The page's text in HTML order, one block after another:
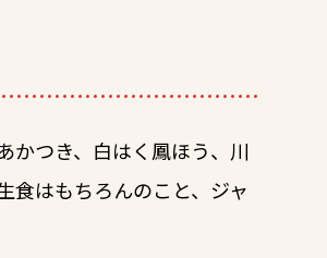
かつき、白はく鳳ほう、川
食はもちろんのこと、ジャ